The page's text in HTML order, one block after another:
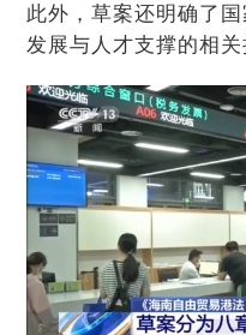
此外，草案还明确了
发展与人才支撑的相关